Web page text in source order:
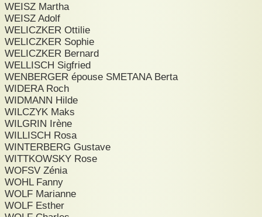
WEISZ Martha
WEISZ Adolf
WELICZKER Ottilie
WELICZKER Sophie
WELICZKER Bernard
WELLISCH Sigfried
WENBERGER épouse SMETANA Berta
WIDERA Roch
WIDMANN Hilde
WILCZYK Maks
WILGRIN Irène
WILLISCH Rosa
WINTERBERG Gustave
WITTKOWSKY Rose
WOFSV Zénia
WOHL Fanny
WOLF Marianne
WOLF Esther